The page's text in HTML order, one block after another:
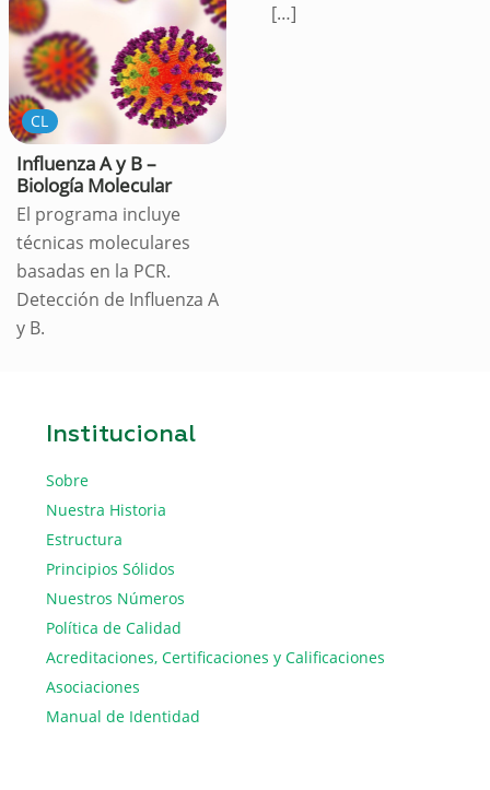
[…]
CL
Influenza A y B –
Biología Molecular
El programa incluye
técnicas moleculares
basadas en la PCR.
Detección de Influenza A
y B.
Institucional
Sobre
Nuestra Historia
Estructura
Principios Sólidos
Nuestros Números
Política de Calidad
Acreditaciones, Certificaciones y Calificaciones
Asociaciones
Manual de Identidad